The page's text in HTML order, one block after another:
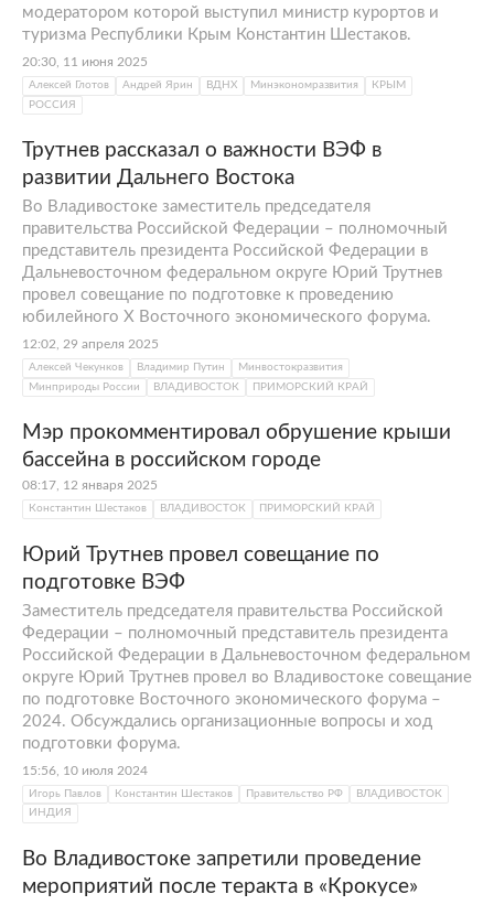
модератором которой выступил министр курортов и
туризма Республики Крым Константин Шестаков.
20:30, 11 июня 2025
Алексей Глотов Андрей Ярин ВДНХ Минэкономразвития
КРЫМ
РОССИЯ
Трутнев рассказал о важности ВЭФ в
развитии Дальнего Востока
Во Владивостоке заместитель председателя
правительства Российской Федерации – полномочный
представитель президента Российской Федерации в
Дальневосточном федеральном округе Юрий Трутнев
провел совещание по подготовке к проведению
юбилейного X Восточного экономического форума.
12:02, 29 апреля 2025
Алексей Чекунков Владимир Путин
Минвостокразвития
Минприроды России
ВЛАДИВОСТОК ПРИМОРСКИЙ КРАЙ
Мэр прокомментировал обрушение крыши
бассейна в российском городе
08:17, 12 января 2025
Константин Шестаков ВЛАДИВОСТОК ПРИМОРСКИЙ КРАЙ
Юрий Трутнев провел совещание по
подготовке ВЭФ
Заместитель председателя правительства Российской
Федерации – полномочный представитель президента
Российской Федерации в Дальневосточном федеральном
округе Юрий Трутнев провел во Владивостоке совещание
по подготовке Восточного экономического форума –
2024. Обсуждались организационные вопросы и ход
подготовки форума.
15:56, 10 июля 2024
Игорь Павлов Константин Шестаков Правительство РФ
ВЛАДИВОСТОК
ИНДИЯ
Во Владивостоке запретили проведение
мероприятий после теракта в «Крокусе»